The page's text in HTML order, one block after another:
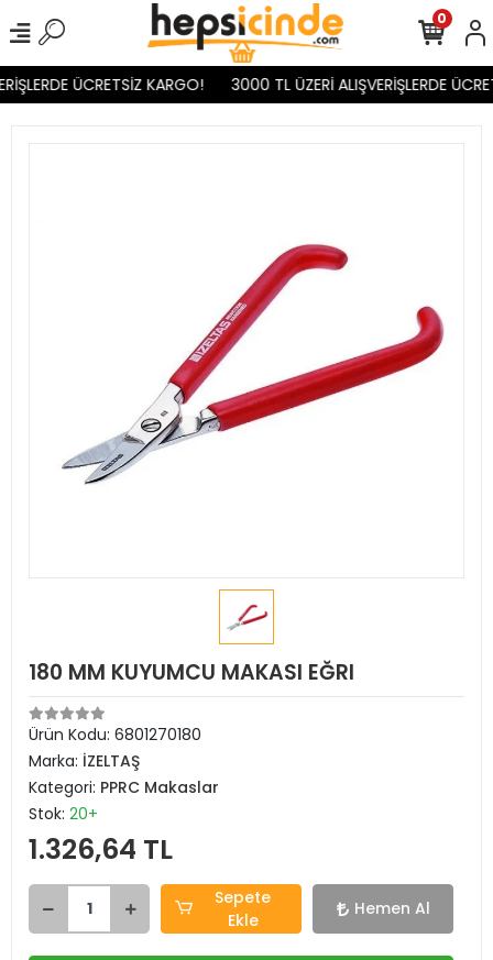
ÜCRETSİZ KARGO! 3000 TL ÜZERİ ALIŞVERİŞLERDE
0
180 MM KUYUMCU MAKASI EĞRI
Ürün Kodu: 6801270180
Marka: İZELTAŞ
Kategori: PPRC Makaslar
Stok: 20+
1.326,64 TL
Sepete
Ekle
Hemen Al